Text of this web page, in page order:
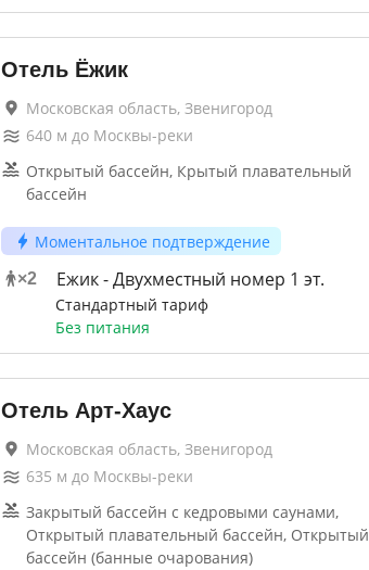
Отель Ёжик
Московская область, Звенигород
640м до Москвы-реки
Открытый бассейн, Крытый плавательный
бассейн
Моментальное подтверждение
×2 Ежик - Двухместный номер 1 эт.
Стандартный тариф
Без питания
Отель Арт-Хаус
Московская область, Звенигород
635 м до Москвы-реки
Закрытый бассейн с кедровыми саунами,
Открытый плавательный бассейн, Открытый
бассейн (банные очарования)